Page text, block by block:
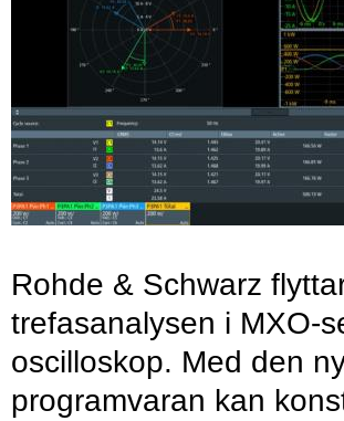
Rohde & Schwarz
trefasanalysen i MXO-
oscilloskop. Med den
programvaran kan